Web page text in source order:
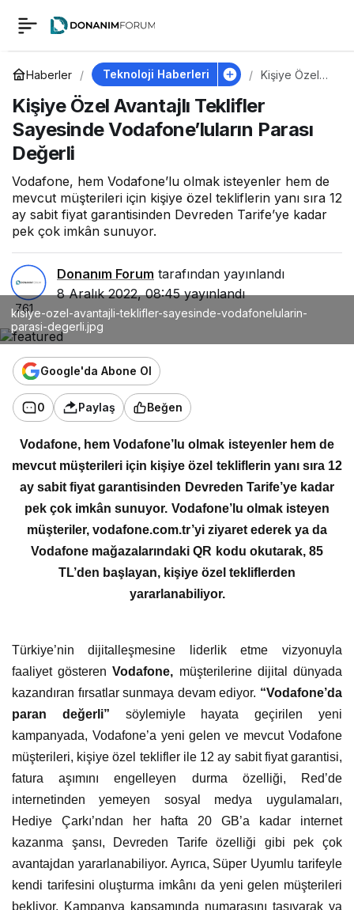
Haberler Teknoloji Haberleri
Kişiye Özel
Teklifler
Sayesinde
Vodafone’lula
Kişiye Özel Avantajlı Teklifler
Sayesinde Vodafone’luların Parası
Değerli
Vodafone, hem Vodafone’lu olmak isteyenler hem de
mevcut müşterileri için kişiye özel tekliflerin yanı sıra 12
ay sabit fiyat garantisinden Devreden Tarife’ye kadar
pek çok imkân sunuyor.
Donanım Forum tarafından yayınlandı
8 Aralık 2022, 08:45yayınlandı
761
kisiye-ozel-avantajli-teklifler-sayesinde-vodafonelularin-
parasi-degerli.jpg
Google'da Abone Ol
0 Paylaş Beğen
Vodafone, hem Vodafone’lu olmak isteyenler hem de
mevcut müşterileri için kişiye özel tekliflerin yanı sıra 12
ay sabit fiyat garantisinden Devreden Tarife’ye kadar
pek çok imkân sunuyor. Vodafone’lu olmak isteyen
müşteriler, vodafone.com.tr’yi ziyaret ederek ya da
Vodafone mağazalarındaki QR kodu okutarak, 85
TL’den başlayan, kişiye özel tekliflerden
yararlanabiliyor.
Türkiye’nin dijitalleşmesine liderlik etme vizyonuyla
faaliyet gösterenVodafone, müşterilerine dijital dünyada
kazandıran fırsatlar sunmaya devam ediyor. “Vodafone’da
paran değerli” söylemiyle hayata geçirilen yeni
kampanyada, Vodafone’a yeni gelen ve mevcut Vodafone
müşterileri, kişiye özel teklifler ile 12 ay sabit fiyat garantisi,
fatura aşımını engelleyen durma özelliği, Red’de
internetinden yemeyen sosyal medya uygulamaları,
Hediye Çarkı’ndan her hafta 20 GB’a kadar internet
kazanma şansı, Devreden Tarife özelliği gibi pek çok
avantajdan yararlanabiliyor. Ayrıca, Süper Uyumlu tarifeyle
kendi tarifesini oluşturma imkânı da yeni gelen müşterileri
bekliyor. Kampanya kapsamında numarasını taşıyarak ya
Kişiye Özel Avantajlı
Teklifler Sayesinde
Vodafone’luların
Parası Değerli